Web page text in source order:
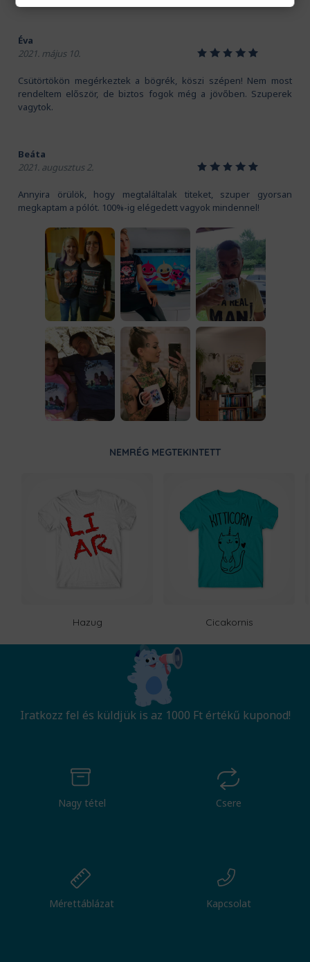
Éva
2021. május 10.
12345
Csütörtökön megérkeztek a bögrék, köszi szépen! Nem most
rendeltem először, de biztos fogok még a jövőben. Szuperek
vagytok.
Beáta
2021. augusztus 2.
12345
Annyira örülök, hogy megtaláltalak titeket, szuper gyorsan
megkaptam a pólót. 100%-ig elégedett vagyok mindennel!
NEMRÉG MEGTEKINTETT
Hazug Cicakornis
Iratkozz fel és küldjük is az 1000 Ft értékű kuponod!
Nagy tétel Csere
Mérettáblázat Kapcsolat